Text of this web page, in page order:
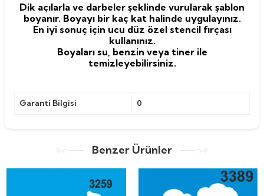
Dik açılarla ve darbeler şeklinde vurularak şablon
boyanır. Boyayı bir kaç kat halinde uygulayınız.
En iyi sonuç için ucu düz özel stencil fırçası
kullanınız.
Boyaları su, benzin veya tiner ile
temizleyebilirsiniz.
Garanti Bilgisi 0
Benzer Ürünler